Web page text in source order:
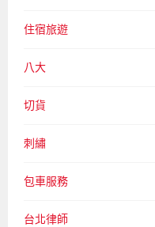
住宿旅遊
八大
切貨
刺繡
包車服務
台北律師